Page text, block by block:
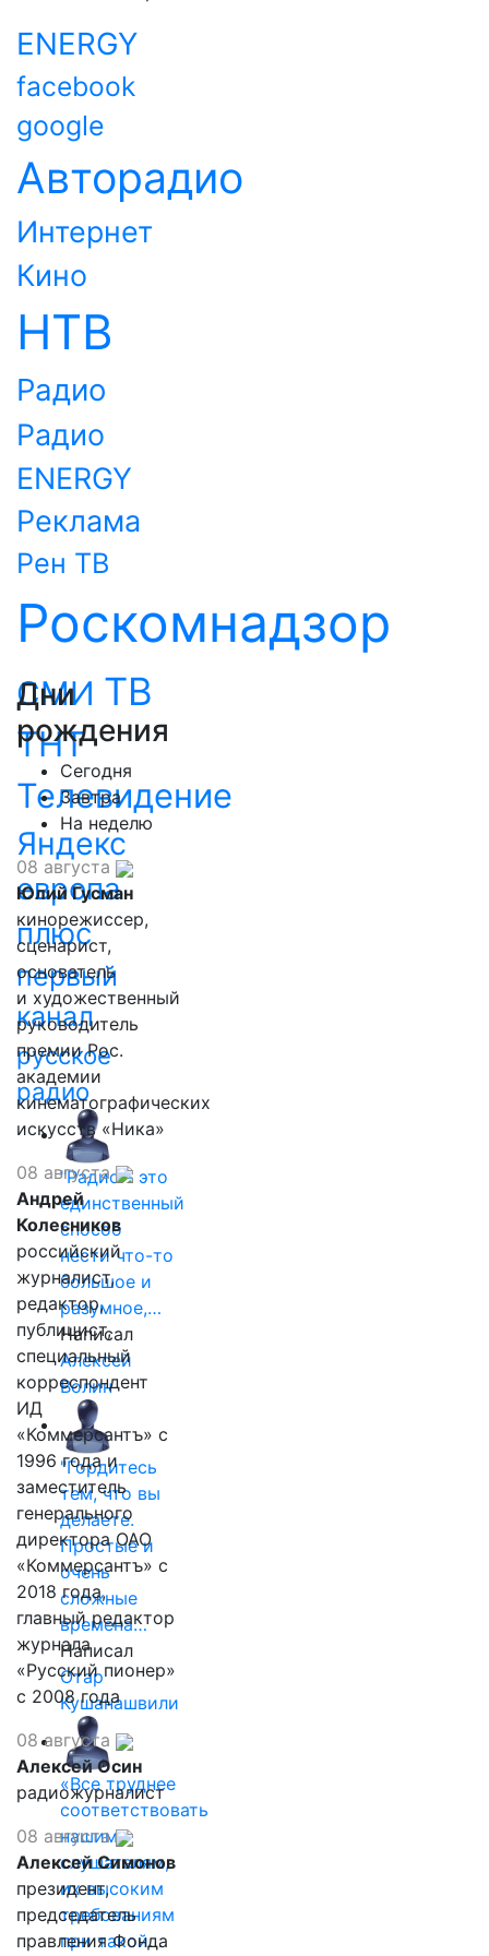
ENERGY
facebook
google
Авторадио
Интернет
Кино
НТВ
Радио
Радио
ENERGY
Реклама
Рен ТВ
Роскомнадзор
СМИ ТВ
ТНТ
Телевидение
Яндекс
европа
плюс
первый
канал
русское
радио
"Радио - это
единственный
способ
нести что-то
большое и
разумное,…
Написал
Алексей
Волин
"Гордитесь
тем, что вы
делаете.
Простые и
очень
сложные
времена…
Написал
Отар
Кушанашвили
«Все труднее
соответствовать
нашим
слушателям,
их высоким
требованиям
при такой…
Дни
рождения
Сегодня
Завтра
На неделю
08 августа
Юлий Гусман
кинорежиссер,
сценарист,
основатель
и художественный
руководитель
премии Рос.
академии
кинематографических
искусств «Ника»
08 августа
Андрей
Колесников
российский
журналист,
редактор,
публицист,
специальный
корреспондент
ИД
«Коммерсантъ» с
1996 года и
заместитель
генерального
директора ОАО
«Коммерсантъ» с
2018 года,
главный редактор
журнала
«Русский пионер»
с 2008 года
08 августа
Алексей Осин
радиожурналист
08 августа
Алексей Симонов
президент,
председатель
правления Фонда